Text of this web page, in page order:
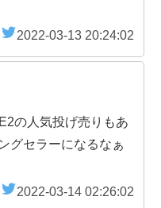
2022-03-13 20:24:02
の人気投げ売りもあ
グセラーになるなぁ
2022-03-14 02:26:02